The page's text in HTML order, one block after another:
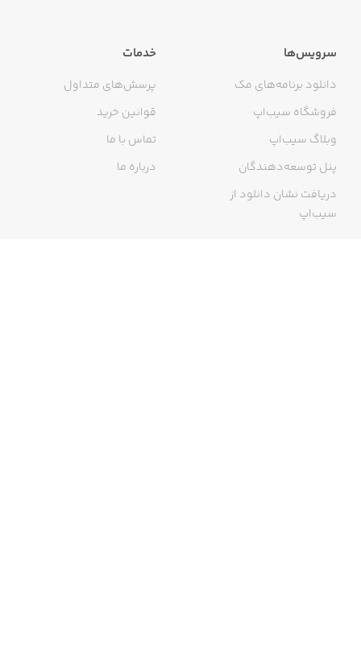
سرویس‌ها
دانلود برنامه‌های مک
فروشگاه سیب‌اپ
وبلاگ سیب‌اپ
پنل توسعه‌دهندگان
دریافت نشان دانلود از
سیب‌اپ
خدمات
پرسش‌های متداول
قوانین خرید
تماس با ما
درباره ما